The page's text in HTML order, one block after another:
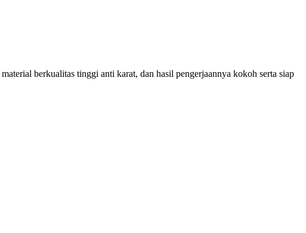
berkualitas tinggi anti karat, dan hasil pengerjaannya kokoh serta siap